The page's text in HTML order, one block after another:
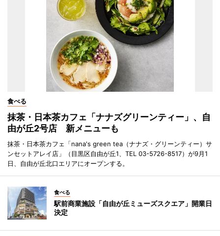
食べる
抹茶・日本茶カフェ「ナナズグリーンティー」、自
由が丘2号店 新メニューも
抹茶・日本茶カフェ「nana's green tea（ナナズ・グリーンティー）サ
ンセットアレイ店」（目黒区自由が丘1、TEL 03-5726-8517）が9月1
日、自由が丘北口エリアにオープンする。
食べる
駅前商業施設「自由が丘ミューズスクエア」開業日
決定